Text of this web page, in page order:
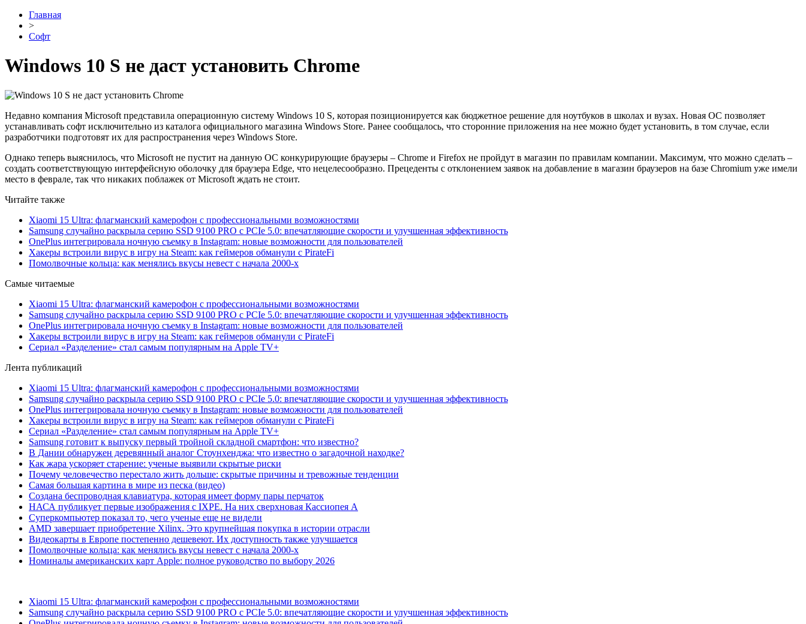
Главная
>
Софт
Windows 10 S не даст установить Chrome
Недавно компания Microsoft представила операционную систему Windows 10 S, которая позиционируется как бюджетное решение для ноутбуков в школах и вузах. Новая ОС позволяет
устанавливать софт исключительно из каталога официального магазина Windows Store. Ранее сообщалось, что сторонние приложения на нее можно будет установить, в том случае, если
разработчики подготовят их для распространения через Windows Store.
Однако теперь выяснилось, что Microsoft не пустит на данную ОС конкурирующие браузеры – Chrome и Firefox не пройдут в магазин по правилам компании. Максимум, что можно сделать –
создать соответствующую интерфейсную оболочку для браузера Edge, что нецелесообразно. Прецеденты с отклонением заявок на добавление в магазин браузеров на базе Chromium уже имели
место в феврале, так что никаких поблажек от Microsoft ждать не стоит.
Читайте также
Xiaomi 15 Ultra: флагманский камерофон с профессиональными возможностями
Samsung случайно раскрыла серию SSD 9100 PRO с PCIe 5.0: впечатляющие скорости и улучшенная эффективность
OnePlus интегрировала ночную съемку в Instagram: новые возможности для пользователей
Хакеры встроили вирус в игру на Steam: как геймеров обманули с PirateFi
Помолвочные кольца: как менялись вкусы невест с начала 2000-х
Самые читаемые
Xiaomi 15 Ultra: флагманский камерофон с профессиональными возможностями
Samsung случайно раскрыла серию SSD 9100 PRO с PCIe 5.0: впечатляющие скорости и улучшенная эффективность
OnePlus интегрировала ночную съемку в Instagram: новые возможности для пользователей
Хакеры встроили вирус в игру на Steam: как геймеров обманули с PirateFi
Сериал «Разделение» стал самым популярным на Apple TV+
Лента публикаций
Xiaomi 15 Ultra: флагманский камерофон с профессиональными возможностями
Samsung случайно раскрыла серию SSD 9100 PRO с PCIe 5.0: впечатляющие скорости и улучшенная эффективность
OnePlus интегрировала ночную съемку в Instagram: новые возможности для пользователей
Хакеры встроили вирус в игру на Steam: как геймеров обманули с PirateFi
Сериал «Разделение» стал самым популярным на Apple TV+
Samsung готовит к выпуску первый тройной складной смартфон: что известно?
В Дании обнаружен деревянный аналог Стоунхенджа: что известно о загадочной находке?
Как жара ускоряет старение: ученые выявили скрытые риски
Почему человечество перестало жить дольше: скрытые причины и тревожные тенденции
Самая большая картина в мире из песка (видео)
Создана беспроводная клавиатура, которая имеет форму пары перчаток
НАСА публикует первые изображения с IXPE. На них сверхновая Кассиопея А
Суперкомпьютер показал то, чего ученые еще не видели
AMD завершает приобретение Xilinx. Это крупнейшая покупка в истории отрасли
Видеокарты в Европе постепенно дешевеют. Их доступность также улучшается
Помолвочные кольца: как менялись вкусы невест с начала 2000-х
Номиналы американских карт Apple: полное руководство по выбору 2026
Xiaomi 15 Ultra: флагманский камерофон с профессиональными возможностями
Samsung случайно раскрыла серию SSD 9100 PRO с PCIe 5.0: впечатляющие скорости и улучшенная эффективность